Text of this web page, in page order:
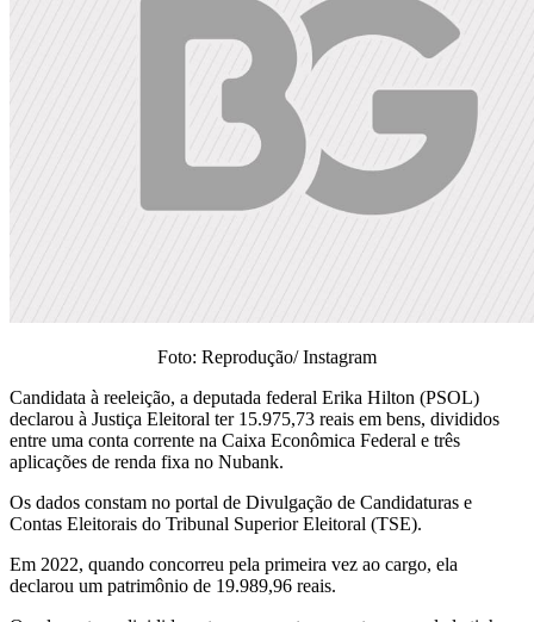
Foto: Reprodução/ Instagram
Candidata à reeleição, a deputada federal Erika Hilton (PSOL)
declarou à Justiça Eleitoral ter 15.975,73 reais em bens, divididos
entre uma conta corrente na Caixa Econômica Federal e três
aplicações de renda fixa no Nubank.
Os dados constam no portal de Divulgação de Candidaturas e
Contas Eleitorais do Tribunal Superior Eleitoral (TSE).
Em 2022, quando concorreu pela primeira vez ao cargo, ela
declarou um patrimônio de 19.989,96 reais.